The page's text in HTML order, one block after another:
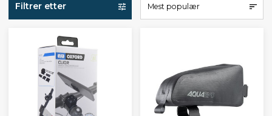
Filtrer etter Mest populær